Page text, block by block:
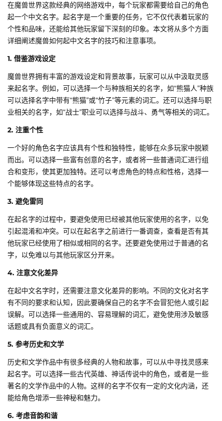
在魔兽世界这款经典的网络游戏中，每个玩家都需要给自己的角色
起一个中文名字。起名字是一个重要的任务，它不仅代表着玩家的
个性和品味，还能给其他玩家留下深刻的印象。本文将从多个方面
详细阐述魔兽如何起中文名字的技巧和注意事项。
1. 借鉴游戏设定
魔兽世界拥有丰富的游戏设定和背景故事，玩家可以从中汲取灵感
来起名字。例如，可以选择一个与种族相关的名字，如“熊猫人”种族
可以选择名字中带有“熊猫”或“竹子”等元素的词汇。还可以选择与职
业相关的名字，如“战士”职业可以选择与战斗、勇气等相关的词汇。
2. 注重个性
一个好的角色名字应该具有个性和独特性，能够在众多玩家中脱颖
而出。可以选择一些富有创意的名字，或者将一些普通词汇进行组
合和变形，使其更加独特。还可以考虑角色的特点和性格，选择一
个能够体现这些特点的名字。
3. 避免雷同
在起名字的过程中，要避免使用已经被其他玩家使用的名字，以免
引起混淆和冲突。可以在起名字之前进行一番调查，查看是否有其
他玩家已经使用了相似或相同的名字。还要避免使用过于普通的名
字，以免难以与其他玩家区分开来。
4. 注意文化差异
在起中文名字时，还需要注意文化差异的影响。不同的文化对名字
有不同的要求和认知，因此要确保自己的名字不会冒犯他人或引起
误解。可以选择一些通用的、容易理解的词汇，避免使用涉及敏感
话题或具有负面意义的词汇。
5. 参考历史和文学
历史和文学作品中有很多经典的人物和故事，可以从中寻找灵感来
起名字。可以选择一些古代英雄、神话传说中的角色，或者是一些
著名的文学作品中的人物。这样的名字不仅有一定的文化内涵，还
能给角色增添一些神秘和魅力。
6. 考虑音韵和谐